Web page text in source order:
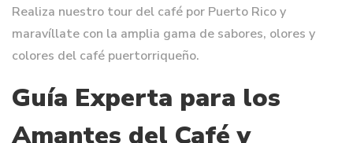
Realiza nuestro tour del café por Puerto Rico y
maravíllate con la amplia gama de sabores, olores y
colores del café puertorriqueño.
Guía Experta para los
Amantes del Café y